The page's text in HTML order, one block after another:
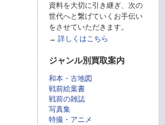
資料を大切に引き継ぎ、次の
世代へと繋げていくお手伝い
をさせていただきます。
→ 詳しくはこちら
ジャンル別買取案内
和本・古地図
戦前絵葉書
戦前の雑誌
写真集
特撮・アニメ